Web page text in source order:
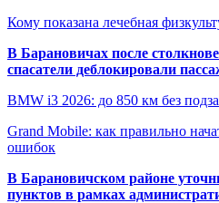
Кому показана лечебная
В Барановичах после
спасатели деблокировали
BMW i3 2026: до 850 км без
Grand Mobile: как правильно
ошибок
В Барановичском районе
пунктов в рамках